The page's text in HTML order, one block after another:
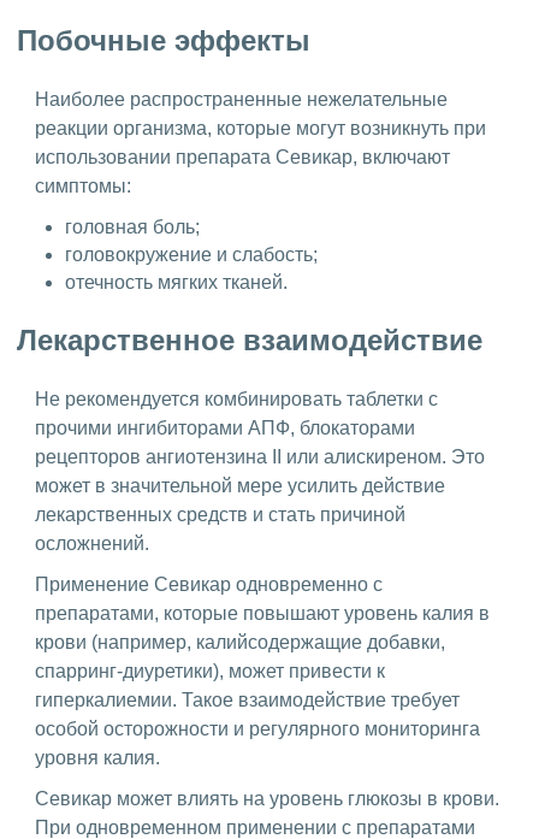
Побочные эффекты
Наиболее распространенные нежелательные
реакции организма, которые могут возникнуть при
использовании препарата Севикар, включают
симптомы:
головная боль;
головокружение и слабость;
отечность мягких тканей.
Лекарственное взаимодействие
Не рекомендуется комбинировать таблетки с
прочими ингибиторами АПФ, блокаторами
рецепторов ангиотензина II или алискиреном. Это
может в значительной мере усилить действие
лекарственных средств и стать причиной
осложнений.
Применение Севикар одновременно с
препаратами, которые повышают уровень калия в
крови (например, калийсодержащие добавки,
спарринг-диуретики), может привести к
гиперкалиемии. Такое взаимодействие требует
особой осторожности и регулярного мониторинга
уровня калия.
Севикар может влиять на уровень глюкозы в крови.
При одновременном применении с препаратами